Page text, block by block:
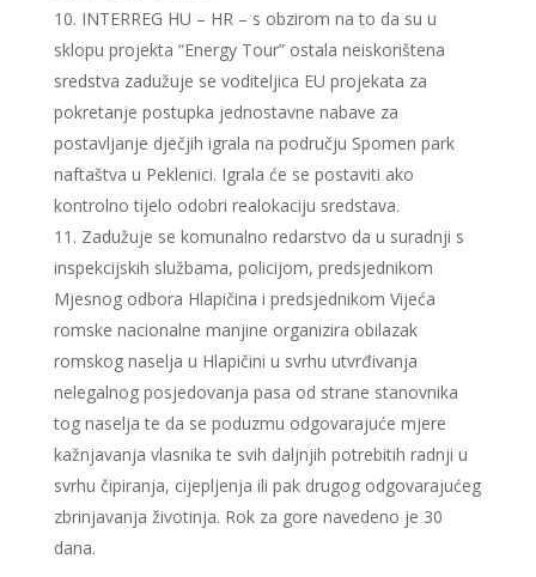
INTERREG HU – HR – s obzirom na to da su u
sklopu projekta “Energy Tour” ostala neiskorištena
sredstva zadužuje se voditeljica EU projekata za
pokretanje postupka jednostavne nabave za
postavljanje dječjih igrala na području Spomen park
naftaštva u Peklenici. Igrala će se postaviti ako
kontrolno tijelo odobri realokaciju sredstava.
Zadužuje se komunalno redarstvo da u suradnji s
inspekcijskih službama, policijom, predsjednikom
Mjesnog odbora Hlapičina i predsjednikom Vijeća
romske nacionalne manjine organizira obilazak
romskog naselja u Hlapičini u svrhu utvrđivanja
nelegalnog posjedovanja pasa od strane stanovnika
tog naselja te da se poduzmu odgovarajuće mjere
kažnjavanja vlasnika te svih daljnjih potrebitih radnji u
svrhu čipiranja, cijepljenja ili pak drugog odgovarajućeg
zbrinjavanja životinja. Rok za gore navedeno je 30
dana.